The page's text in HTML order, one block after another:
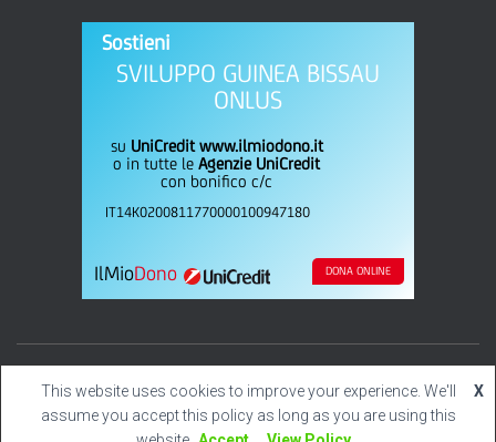
Sostieni
SVILUPPO GUINEA BISSAU
ONLUS
su UniCredit www.ilmiodono.it
o in tutte le Agenzie UniCredit
con bonifico c/c
IT14K0200811770000100947180
DONA ONLINE
IlMioDono
Hestia | Sviluppato da
ThemeIsle
This website uses cookies to improve your experience. We'll
assume you accept this policy as long as you are using this
X